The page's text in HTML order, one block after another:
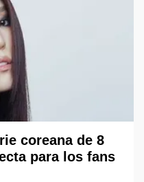
coreana de 8
para los fans